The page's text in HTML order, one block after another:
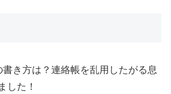
き方は？連絡帳を乱用したがる息
した！